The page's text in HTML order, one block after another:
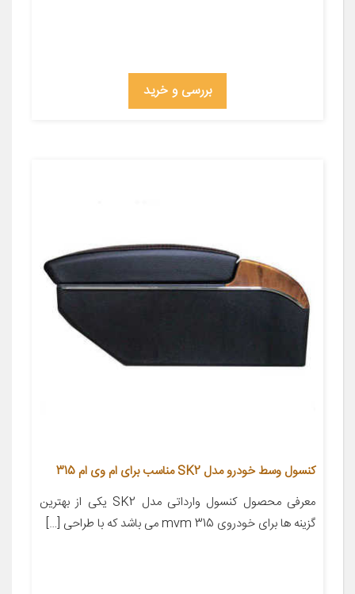
بررسی و خرید
کنسول وسط خودرو مدل SK2 مناسب برای ام وی ام 315
معرفی محصول کنسول وارداتی مدل SK2 یکی از بهترین
گزینه ها برای خودروی mvm 315 می باشد که با طراحی […]